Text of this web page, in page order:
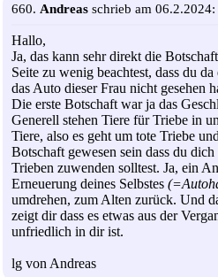
660. Andreas schrieb am 06.2.2024:
Hallo,
Ja, das kann sehr direkt die
Seite zu wenig beachtest, dass du
das Auto dieser Frau nicht gesehen
Die erste Botschaft war ja das
Generell stehen Tiere für Triebe in
Tiere, also es geht um tote Triebe
Botschaft gewesen sein dass du
Trieben zuwenden solltest. Ja, ein
Erneuerung deines Selbstes
umdrehen, zum Alten zurück. Und
zeigt dir dass es etwas aus der
unfriedlich in dir ist.
lg von Andreas